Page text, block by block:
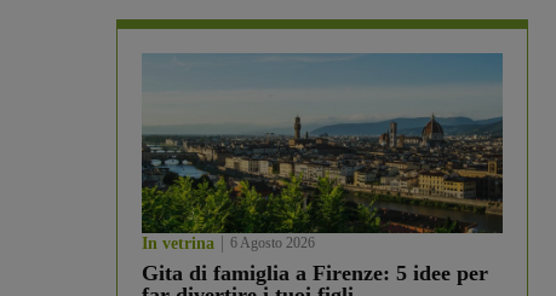
In vetrina 6 Agosto 2026
Gita di famiglia a Firenze: 5 idee per